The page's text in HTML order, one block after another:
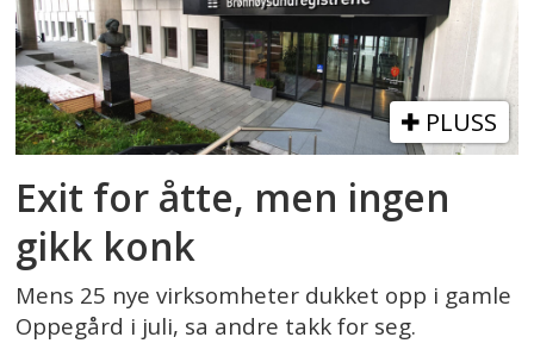
PLUSS
Exit for åtte, men ingen
gikk konk
Mens 25 nye virksomheter dukket opp i gamle
Oppegård i juli, sa andre takk for seg.